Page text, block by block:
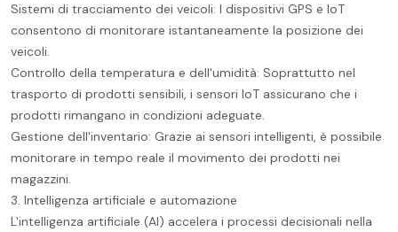
Sistemi di tracciamento dei veicoli: I dispositivi GPS e IoT
consentono di monitorare istantaneamente la posizione dei
veicoli.
Controllo della temperatura e dell'umidità: Soprattutto nel
trasporto di prodotti sensibili, i sensori IoT assicurano che i
prodotti rimangano in condizioni adeguate.
Gestione dell'inventario: Grazie ai sensori intelligenti, è possibile
monitorare in tempo reale il movimento dei prodotti nei
magazzini.
3. Intelligenza artificiale e automazione
L'intelligenza artificiale (AI) accelera i processi decisionali nella